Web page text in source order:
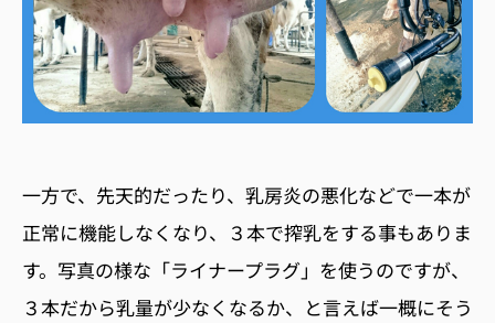
一方で、先天的だったり、乳房炎の悪化などで一本が
正常に機能しなくなり、３本で搾乳をする事もありま
す。写真の様な「ライナープラグ」を使うのですが、
３本だから乳量が少なくなるか、と言えば一概にそう